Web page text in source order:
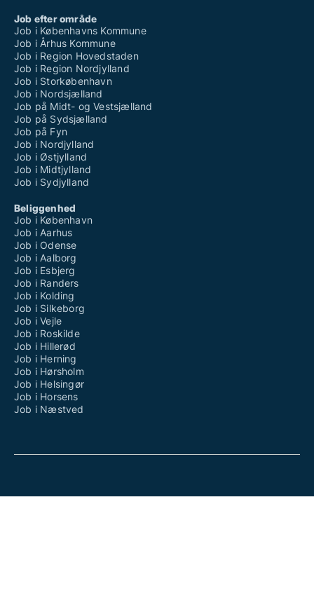
Job efter område
Job i Københavns Kommune
Job i Århus Kommune
Job i Region Hovedstaden
Job i Region Nordjylland
Job i Storkøbenhavn
Job i Nordsjælland
Job på Midt- og Vestsjælland
Job på Sydsjælland
Job på Fyn
Job i Nordjylland
Job i Østjylland
Job i Midtjylland
Job i Sydjylland
Beliggenhed
Job i København
Job i Aarhus
Job i Odense
Job i Aalborg
Job i Esbjerg
Job i Randers
Job i Kolding
Job i Silkeborg
Job i Vejle
Job i Roskilde
Job i Hillerød
Job i Herning
Job i Hørsholm
Job i Helsingør
Job i Horsens
Job i Næstved